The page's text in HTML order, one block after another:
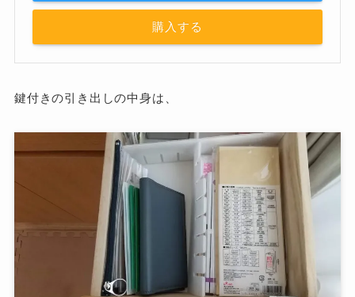
購入する
鍵付きの引き出しの中身は、